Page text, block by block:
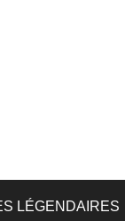
LÉGENDAIRES